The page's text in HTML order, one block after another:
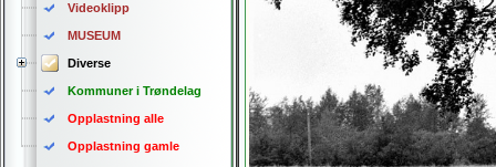
Videoklipp
MUSEUM
Diverse
Kommuner i Trøndelag
Opplastning alle
Opplastning gamle